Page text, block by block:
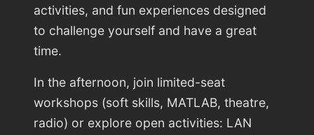
activities, and fun experiences designed
to challenge yourself and have a great
time.
In the afternoon, join limited-seat
workshops (soft skills, MATLAB, theatre,
radio) or explore open activities: LAN